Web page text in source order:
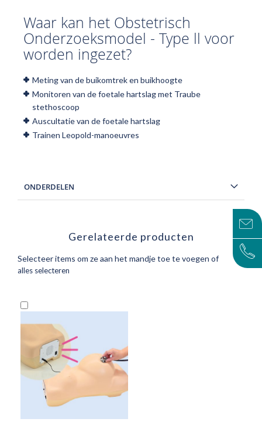
Waar kan het Obstetrisch
Onderzoeksmodel - Type ll voor
worden ingezet?
Meting van de buikomtrek en buikhoogte
Monitoren van de foetale hartslag met Traube
stethoscoop
Auscultatie van de foetale hartslag
Trainen Leopold-manoeuvres
ONDERDELEN
Gerelateerde producten
Selecteer items om ze aan het mandje toe te voegen of
alles selecteren